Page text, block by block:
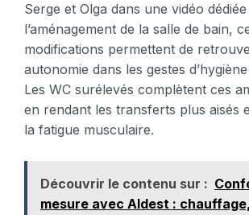
Serge et Olga dans une vidéo dédiée
l’aménagement de la salle de bain,
modifications permettent de
autonomie dans les gestes
Les WC surélevés complètent ces
en rendant les transferts plus aisés
la fatigue musculaire.
Découvrir le contenu sur :
mesure avec Aldest : chauffage,